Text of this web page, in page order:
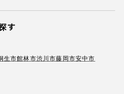
す
生市館林市渋川市藤岡市安中市